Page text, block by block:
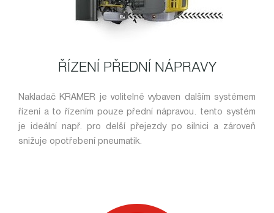
ŘÍZENÍ PŘEDNÍ NÁPRAVY
Nakladač KRAMER je volitelně vybaven dalším systémem
řízení a to řízením pouze přední nápravou. tento systém
je ideální např. pro delší přejezdy po silnici a zároveň
snižuje opotřebení pneumatik.